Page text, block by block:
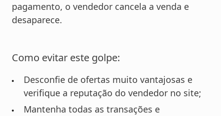
pagamento, o vendedor cancela a venda e
desaparece.
Como evitar este golpe:
Desconfie de ofertas muito vantajosas e
verifique a reputação do vendedor no site;
Mantenha todas as transações e